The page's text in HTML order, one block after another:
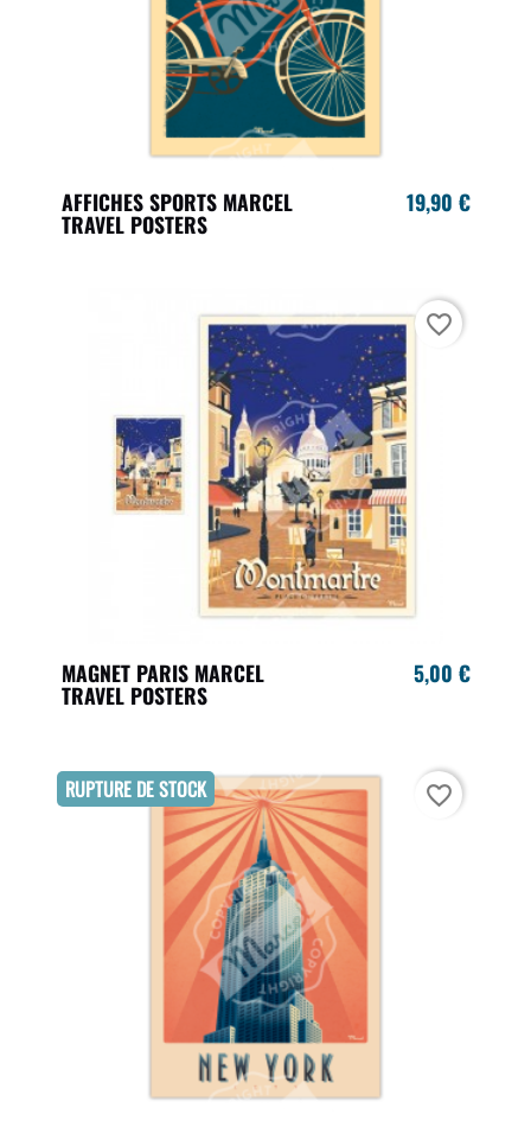
AFFICHES SPORTS MARCEL
TRAVEL POSTERS
19,90 €
MAGNET PARIS MARCEL
TRAVEL POSTERS
5,00 €
favorite_border
RUPTURE DE STOCK favorite_border